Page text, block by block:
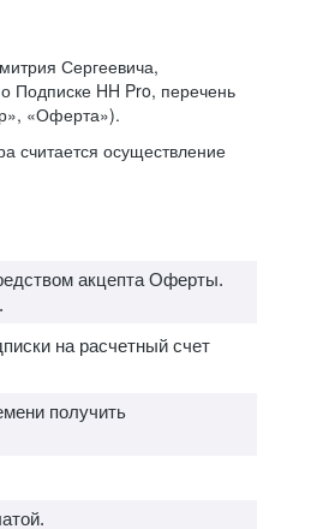
Сергеевича,
Подписке HH Pro, перечень
«Оферта»).
считается осуществление
акцепта Оферты.
на расчетный счет
получить